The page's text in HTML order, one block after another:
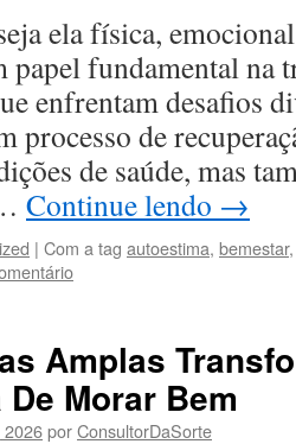
ela física,
papel fundamental na
enfrentam desafios
processo de
de saúde, mas
Continue lendo →
| Com a tag autoestima, bemestar
Amplas
Morar Bem
2026porConsultorDaSorte